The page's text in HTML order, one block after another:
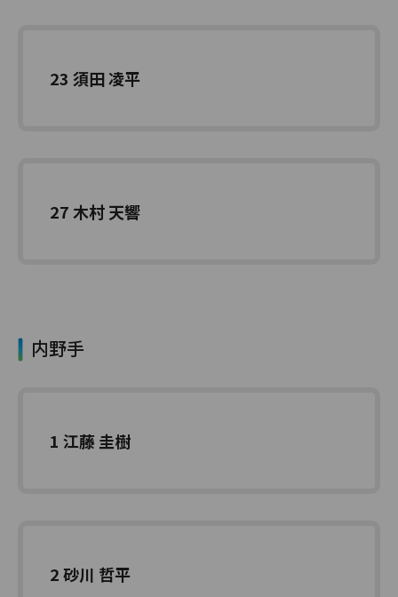
23 須田 凌平
27 木村 天響
内野手
1 江藤 圭樹
2 砂川 哲平